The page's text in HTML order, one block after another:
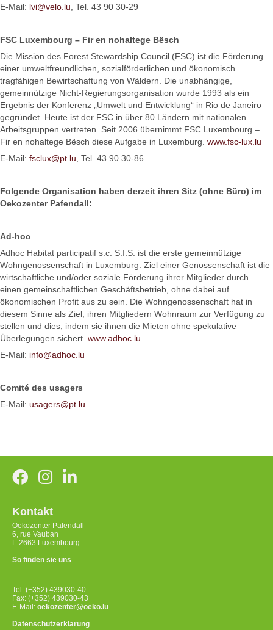
E-Mail: lvi@velo.lu , Tel. 43 90 30-29
FSC Luxembourg – Fir en nohaltege Bësch
Die Mission des Forest Stewardship Council (FSC) ist die Förderung
einer umweltfreundlichen, sozialförderlichen und ökonomisch
tragfähigen Bewirtschaftung von Wäldern. Die unabhängige,
gemeinnützige Nicht-Regierungsorganisation wurde 1993 als ein
Ergebnis der Konferenz „Umwelt und Entwicklung“ in Rio de Janeiro
gegründet. Heute ist der FSC in über 80 Ländern mit nationalen
Arbeitsgruppen vertreten. Seit 2006 übernimmt FSC Luxembourg –
Fir en nohaltege Bësch diese Aufgabe in Luxemburg. www.fsc-lux.lu
E-Mail: fsclux@pt.lu , Tel. 43 90 30-86
Folgende Organisation haben derzeit ihren Sitz (ohne Büro) im
Oekozenter Pafendall:
Ad-hoc
Adhoc Habitat participatif s.c. S.I.S. ist die erste gemeinnützige
Wohngenossenschaft in Luxemburg. Ziel einer Genossenschaft ist die
wirtschaftliche und/oder soziale Förderung ihrer Mitglieder durch
einen gemeinschaftlichen Geschäftsbetrieb, ohne dabei auf
ökonomischen Profit aus zu sein. Die Wohngenossenschaft hat in
diesem Sinne als Ziel, ihren Mitgliedern Wohnraum zur Verfügung zu
stellen und dies, indem sie ihnen die Mieten ohne spekulative
Überlegungen sichert. www.adhoc.lu
E-Mail: info@adhoc.lu
Comité des usagers
E-Mail: usagers@pt.lu
Kontakt
Oekozenter Pafendall
6, rue Vauban
L-2663 Luxembourg
So finden sie uns
Tel: (+352) 439030-40
Fax: (+352) 439030-43
E-Mail: oekozenter@oeko.lu
Datenschutzerklärung